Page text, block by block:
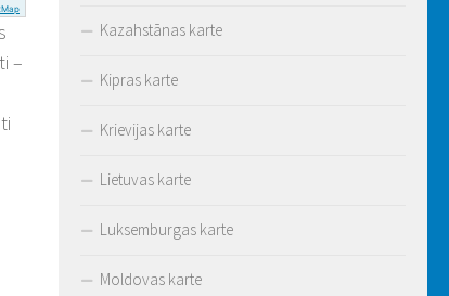
–
Kazahstānas karte
Kipras karte
Krievijas karte
Lietuvas karte
Luksemburgas karte
Moldovas karte